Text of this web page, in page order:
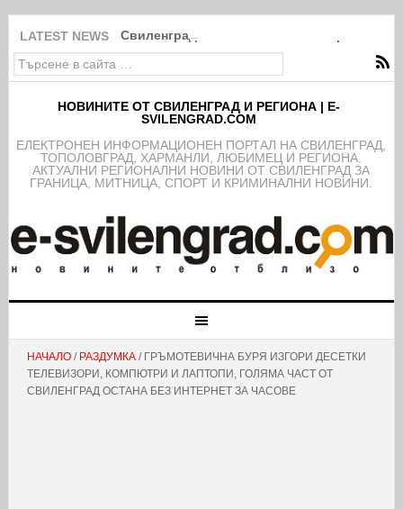
LATEST NEWS Свиленградското село Мезек събра света
НОВИНИТЕ ОТ СВИЛЕНГРАД И РЕГИОНА | E-
SVILENGRAD.COM
EЛЕКТРОНЕН ИНФОРМАЦИОНЕН ПОРТАЛ НА СВИЛЕНГРАД,
ТОПОЛОВГРАД, ХАРМАНЛИ, ЛЮБИМЕЦ И РЕГИОНА.
АКТУАЛНИ РЕГИОНАЛНИ НОВИНИ ОТ СВИЛЕНГРАД ЗА
ГРАНИЦА, МИТНИЦА, СПОРТ И КРИМИНАЛНИ НОВИНИ.
НАЧАЛО/ РАЗДУМКА/ ГРЪМОТЕВИЧНА БУРЯ ИЗГОРИ ДЕСЕТКИ
ТЕЛЕВИЗОРИ, КОМПЮТРИ И ЛАПТОПИ, ГОЛЯМА ЧАСТ ОТ
СВИЛЕНГРАД ОСТАНА БЕЗ ИНТЕРНЕТ ЗА ЧАСОВЕ